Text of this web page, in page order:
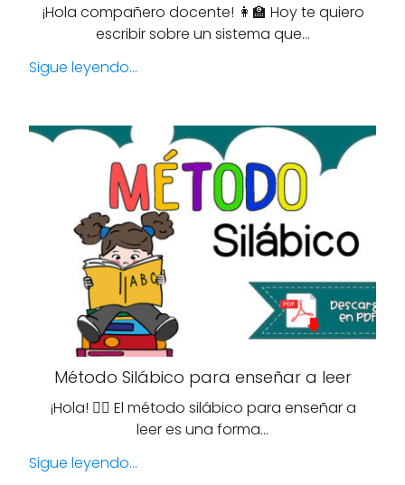
¡Hola compañero docente! 👩‍🏫 Hoy te quiero
escribir sobre un sistema que…
Sigue leyendo...
Método Silábico para enseñar a leer
¡Hola! 🙋‍♀️ El método silábico para enseñar a
leer es una forma…
Sigue leyendo...